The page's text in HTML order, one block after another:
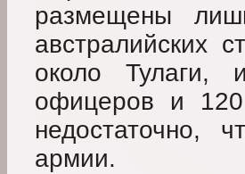
размещены
австралийских
около Тулаги,
офицеров и
недостаточно,
армии.